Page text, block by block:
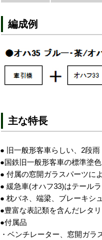
編成例
主な特長
● 旧一般形客車らしい、2段
●国鉄旧一般形客車の標準塗
● 付属の窓開ガラスパーツに
● 緩急車(オハフ33)はテール
● 枕バネ、端梁、ブレーキシ
●豊富な表記類を含んだレタ
●付属品
・ベンチレーター、窓開ガ